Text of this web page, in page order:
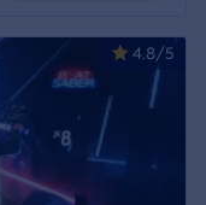
4.8/5